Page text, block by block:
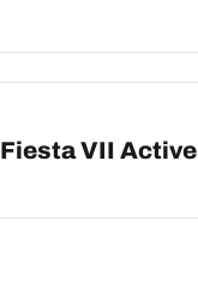
Fiesta VII Active